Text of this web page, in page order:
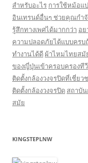
สำหรับอะไร การใช้หม้อแ
อินเทรนด์อื่นๆ ช่วยคุณกำ
รู้สึกทางเพศได้มากกว่า อ
ความปลอดภัยได้แบบครบ
ทำงานได้ดี ผ้าไหมไทยสมั
ของญี่ปุ่นเข้าครอบครองที
ติดตั้งกล้องวงจรปิดที่เชี่ยว
ติดตั้งกล้องวงจรปิด สถาบั
สมัย
KINGSTEPLNW